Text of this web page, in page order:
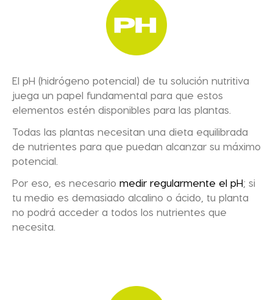
El pH (hidrógeno potencial) de tu solución nutritiva
juega un papel fundamental para que estos
elementos estén disponibles para las plantas.
Todas las plantas necesitan una dieta equilibrada
de nutrientes para que puedan alcanzar su máximo
potencial.
Por eso, es necesario medir regularmente el pH; si
tu medio es demasiado alcalino o ácido, tu planta
no podrá acceder a todos los nutrientes que
necesita.